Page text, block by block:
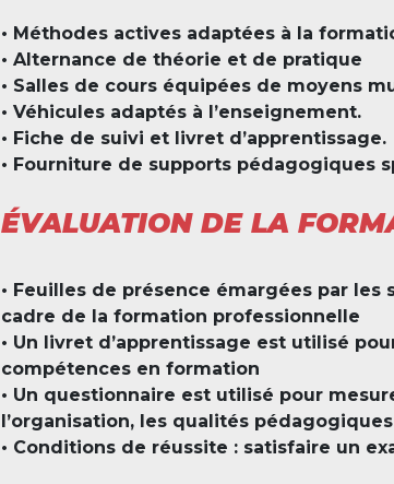
• Méthodes actives adaptées à la
• Alternance de théorie et de pratique
• Salles de cours équipées de moyens
• Véhicules adaptés à l’enseignement.
• Fiche de suivi et livret d’apprentissage.
• Fourniture de supports pédagogiques
ÉVALUATION DE LA
• Feuilles de présence émargées par
cadre de la formation professionnelle
• Un livret d’apprentissage est utilisé
compétences en formation
• Un questionnaire est utilisé pour
l’organisation, les qualités
• Conditions de réussite : satisfaire un